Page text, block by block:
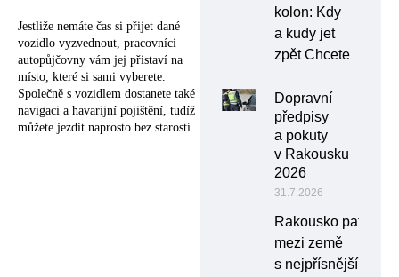
Jestliže nemáte čas si přijet dané
vozidlo vyzvednout, pracovníci
autopůjčovny vám jej přistaví na
místo, které si sami vyberete.
Společně s vozidlem dostanete také
navigaci a havarijní pojištění, tudíž
můžete jezdit naprosto bez starostí.
kolon: Kdy
a kudy jet
zpět Chcete
Dopravní
předpisy
a pokuty
v Rakousku
2026
31.7.2026
Rakousko patří
mezi země
s nejpřísnějšími